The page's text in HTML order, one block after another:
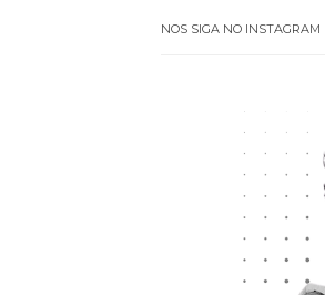
NOS SIGA NO INSTAGRAM